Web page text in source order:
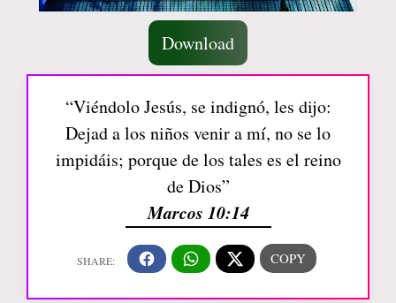
Download
“Viéndolo Jesús, se indignó, les dijo:
Dejad a los niños venir a mí, no se lo
impidáis; porque de los tales es el reino
de Dios”
Marcos 10:14